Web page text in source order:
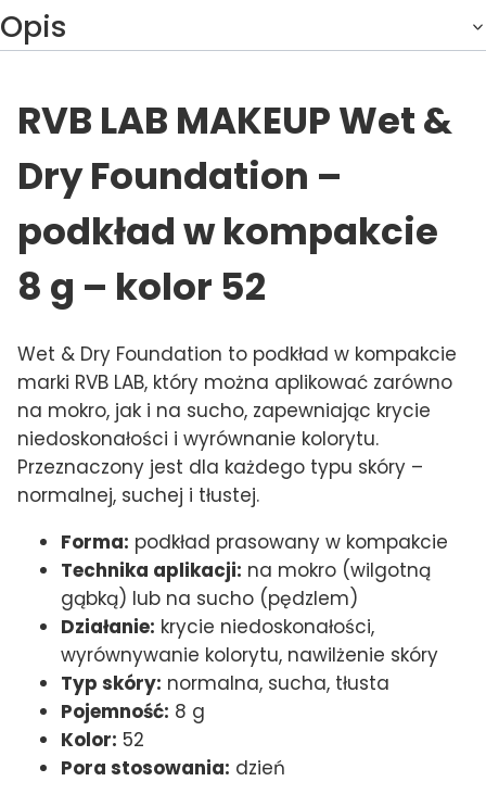
Opis
RVB LAB MAKEUP Wet &
Dry Foundation –
podkład w kompakcie
8 g – kolor 52
Wet & Dry Foundation to podkład w kompakcie
marki RVB LAB, który można aplikować zarówno
na mokro, jak i na sucho, zapewniając krycie
niedoskonałości i wyrównanie kolorytu.
Przeznaczony jest dla każdego typu skóry –
normalnej, suchej i tłustej.
Forma: podkład prasowany w kompakcie
Technika aplikacji: na mokro (wilgotną
gąbką) lub na sucho (pędzlem)
Działanie: krycie niedoskonałości,
wyrównywanie kolorytu, nawilżenie skóry
Typ skóry: normalna, sucha, tłusta
Pojemność: 8 g
Kolor: 52
Pora stosowania: dzień